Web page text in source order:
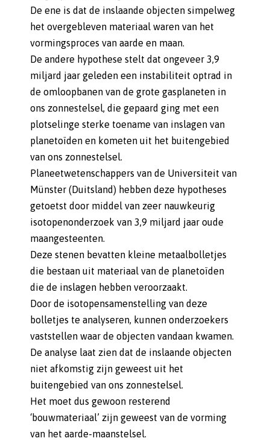
De ene is dat de inslaande objecten simpelweg
het overgebleven materiaal waren van het
vormingsproces van aarde en maan.
De andere hypothese stelt dat ongeveer 3,9
miljard jaar geleden een instabiliteit optrad in
de omloopbanen van de grote gasplaneten in
ons zonnestelsel, die gepaard ging met een
plotselinge sterke toename van inslagen van
planetoïden en kometen uit het buitengebied
van ons zonnestelsel.
Planeetwetenschappers van de Universiteit van
Münster (Duitsland) hebben deze hypotheses
getoetst door middel van zeer nauwkeurig
isotopenonderzoek van 3,9 miljard jaar oude
maangesteenten.
Deze stenen bevatten kleine metaalbolletjes
die bestaan uit materiaal van de planetoïden
die de inslagen hebben veroorzaakt.
Door de isotopensamenstelling van deze
bolletjes te analyseren, kunnen onderzoekers
vaststellen waar de objecten vandaan kwamen.
De analyse laat zien dat de inslaande objecten
niet afkomstig zijn geweest uit het
buitengebied van ons zonnestelsel.
Het moet dus gewoon resterend
‘bouwmateriaal’ zijn geweest van de vorming
van het aarde-maanstelsel.